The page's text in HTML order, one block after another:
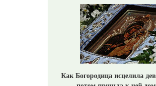
Как Богородица исцелила